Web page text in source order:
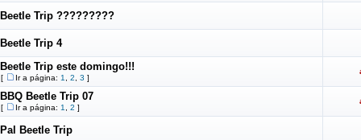
Beetle Trip ?????????
Beetle Trip 4
Beetle Trip este domingo!!!
[ Ir a página: 1 2 3 ]
BBQ Beetle Trip 07
[ Ir a página: 1 2 ]
Pal Beetle Trip